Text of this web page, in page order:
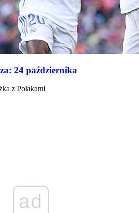
24 października
z Polakami
ad